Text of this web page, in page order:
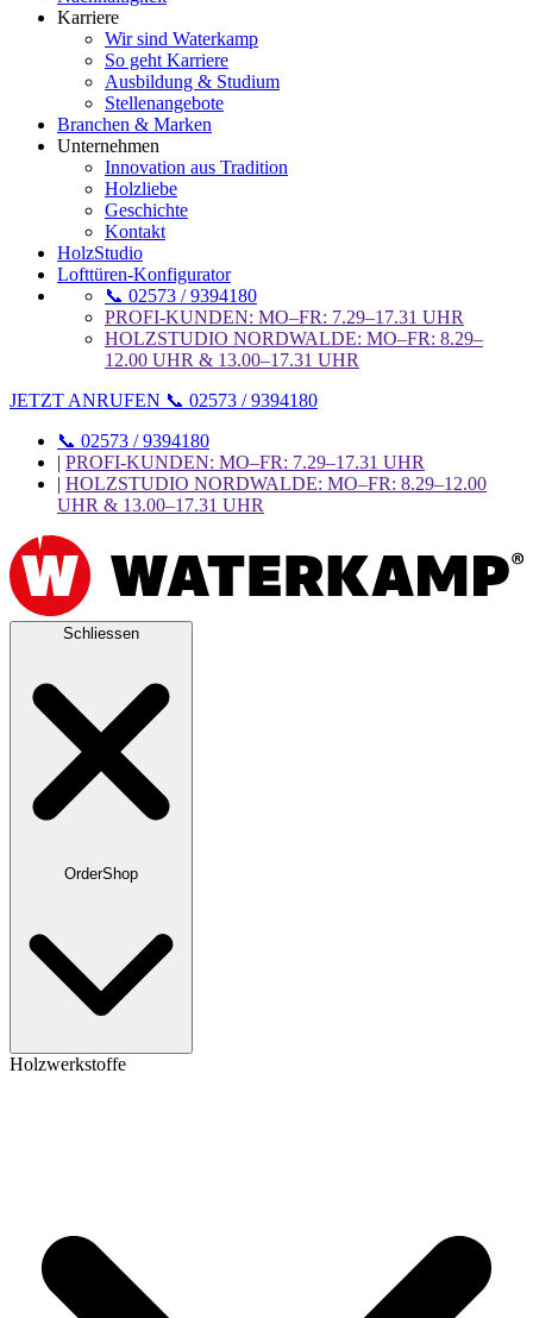
Karriere
Wir sind Waterkamp
So geht Karriere
Ausbildung & Studium
Stellenangebote
Branchen & Marken
Unternehmen
Innovation aus Tradition
Holzliebe
Geschichte
Kontakt
HolzStudio
Lofttüren-Konfigurator
📞 02573 / 9394180
PROFI-KUNDEN: MO–FR: 7.29–17.31 UHR
HOLZSTUDIO NORDWALDE: MO–FR: 8.29–
12.00 UHR & 13.00–17.31 UHR
JETZT ANRUFEN 📞 02573 / 9394180
📞 02573 / 9394180
| PROFI-KUNDEN: MO–FR: 7.29–17.31 UHR
| HOLZSTUDIO NORDWALDE: MO–FR: 8.29–12.00
UHR & 13.00–17.31 UHR
Schliessen
OrderShop
Holzwerkstoffe